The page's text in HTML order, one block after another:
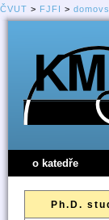
ČVUT > FJFI >
o katedře
Ph.D.